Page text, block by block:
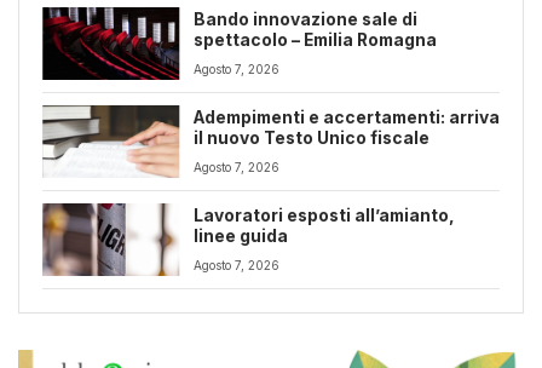
Bando innovazione sale di
spettacolo – Emilia Romagna
Agosto 7, 2026
Adempimenti e accertamenti: arriva
il nuovo Testo Unico fiscale
Agosto 7, 2026
Lavoratori esposti all’amianto,
linee guida
Agosto 7, 2026